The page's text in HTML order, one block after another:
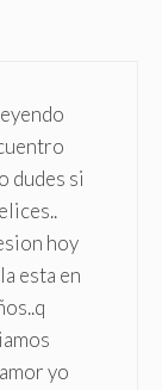
dudes si
hoy
esta en
yo